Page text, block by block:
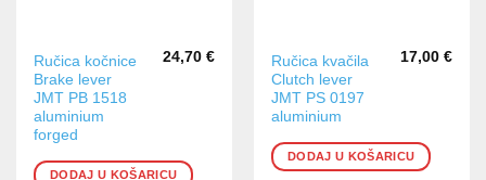
Ručica kočnice
Brake lever
JMT PB 1518
aluminium
forged
24,70 €
DODAJ U KOŠARICU
Ručica kvačila
Clutch lever
JMT PS 0197
aluminium
17,00 €
DODAJ U KOŠARICU